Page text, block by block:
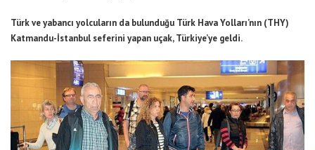
Türk ve yabancı yolcuların da bulunduğu Türk Hava Yolları’nın (THY)
Katmandu-İstanbul seferini yapan uçak, Türkiye’ye geldi.